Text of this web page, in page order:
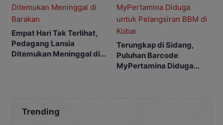
Empat Hari Tak Terlihat,
Pedagang Lansia
Ditemukan Meninggal di
Terungkap di Sidang,
Puluhan Barcode
MyPertamina Diduga
Trending